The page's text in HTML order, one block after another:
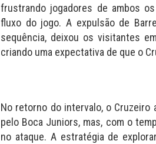
frustrando jogadores de ambos
fluxo do jogo. A expulsão de
sequência, deixou os visitantes
criando uma expectativa de que o
No retorno do intervalo, o
pelo Boca Juniors, mas, com o
no ataque. A estratégia de